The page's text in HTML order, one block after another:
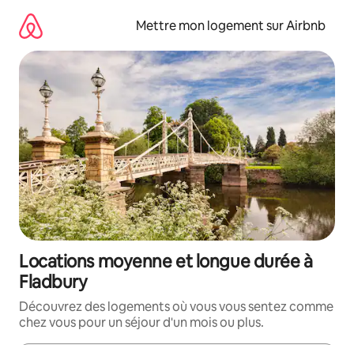
directement
contenu
Mettre mon logement sur Airbnb
Locations moyenne et longue durée à
Fladbury
Découvrez des logements où vous vous sentez comme
chez vous pour un séjour d'un mois ou plus.